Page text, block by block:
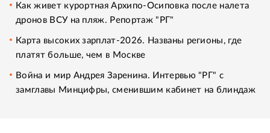
Как живет курортная Архипо-Осиповка после налета
дронов ВСУ на пляж. Репортаж "РГ"
Карта высоких зарплат-2026. Названы регионы, где
платят больше, чем в Москве
Война и мир Андрея Заренина. Интервью "РГ" с
замглавы Минцифры, сменившим кабинет на блиндаж